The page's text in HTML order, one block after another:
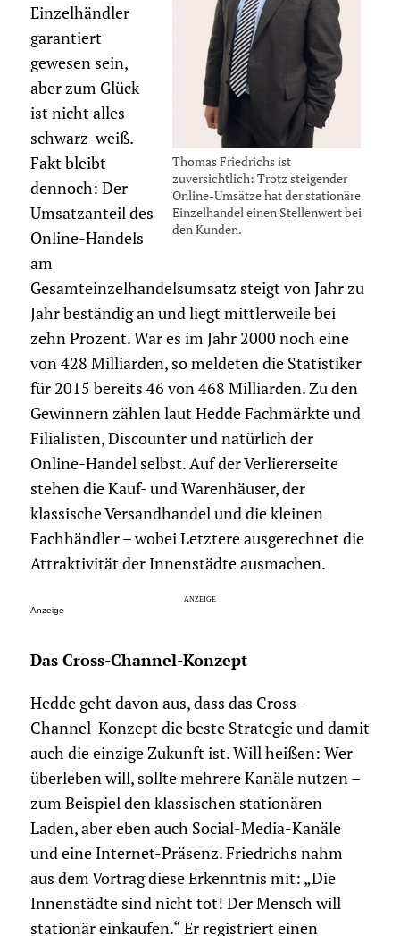
Thomas Friedrichs ist
zuversichtlich: Trotz steigender
Online-Umsätze hat der stationäre
Einzelhandel einen Stellenwert bei
den Kunden.
Einzelhändler
garantiert
gewesen sein,
aber zum Glück
ist nicht alles
schwarz-weiß.
Fakt bleibt
dennoch: Der
Umsatzanteil des
Online-Handels
am
Gesamteinzelhandelsumsatz steigt von Jahr zu
Jahr beständig an und liegt mittlerweile bei
zehn Prozent. War es im Jahr 2000 noch eine
von 428 Milliarden, so meldeten die Statistiker
für 2015 bereits 46 von 468 Milliarden. Zu den
Gewinnern zählen laut Hedde Fachmärkte und
Filialisten, Discounter und natürlich der
Online-Handel selbst. Auf der Verliererseite
stehen die Kauf- und Warenhäuser, der
klassische Versandhandel und die kleinen
Fachhändler – wobei Letztere ausgerechnet die
Attraktivität der Innenstädte ausmachen.
Anzeige
Das Cross-Channel-Konzept
Hedde geht davon aus, dass das Cross-
Channel-Konzept die beste Strategie und damit
auch die einzige Zukunft ist. Will heißen: Wer
überleben will, sollte mehrere Kanäle nutzen –
zum Beispiel den klassischen stationären
Laden, aber eben auch Social-Media-Kanäle
und eine Internet-Präsenz. Friedrichs nahm
aus dem Vortrag diese Erkenntnis mit: „Die
Innenstädte sind nicht tot! Der Mensch will
stationär einkaufen.“ Er registriert einen